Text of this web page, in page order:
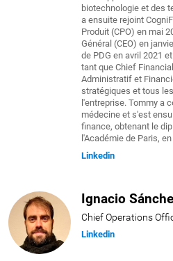
biotechnologie et des
a ensuite rejoint
Produit (CPO) en mai
Général (CEO) en
de PDG en avril 2021
tant que Chief
Administratif et
stratégiques et tous
l'entreprise. Tommy a
médecine et s'est
finance, obtenant le
l'Académie de Paris,
Linkedin
Ignacio
Chief Operations
Linkedin